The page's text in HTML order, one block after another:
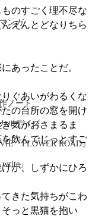
ンガ
ノート
ルデイズ
『FLOWER ROAD』
」
のすごく理不尽な
えんとどなりちら
あったことだ。
ぐあいがわるくな
の台所の窓を開け
気がおさまるま
飲んでじっとすご
が、しずかにひろ
きた気持ちがこわ
っと黒猫を抱い